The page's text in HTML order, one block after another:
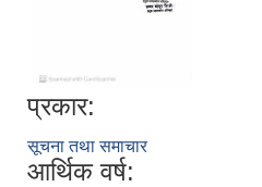
प्रकार:
सूचना तथा समाचार
आर्थिक वर्ष: